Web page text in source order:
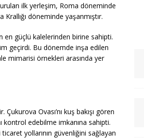
ilk yerleşim, Roma döneminde
döneminde yaşanmıştır.
en güçlü kalelerinden birine sahipti.
geçirdi. Bu dönemde inşa edilen
mimarisi örnekleri arasında yer
Ovası’nı kuş bakışı gören
kontrol edebilme imkanına sahipti.
yollarının güvenliğini sağlayan